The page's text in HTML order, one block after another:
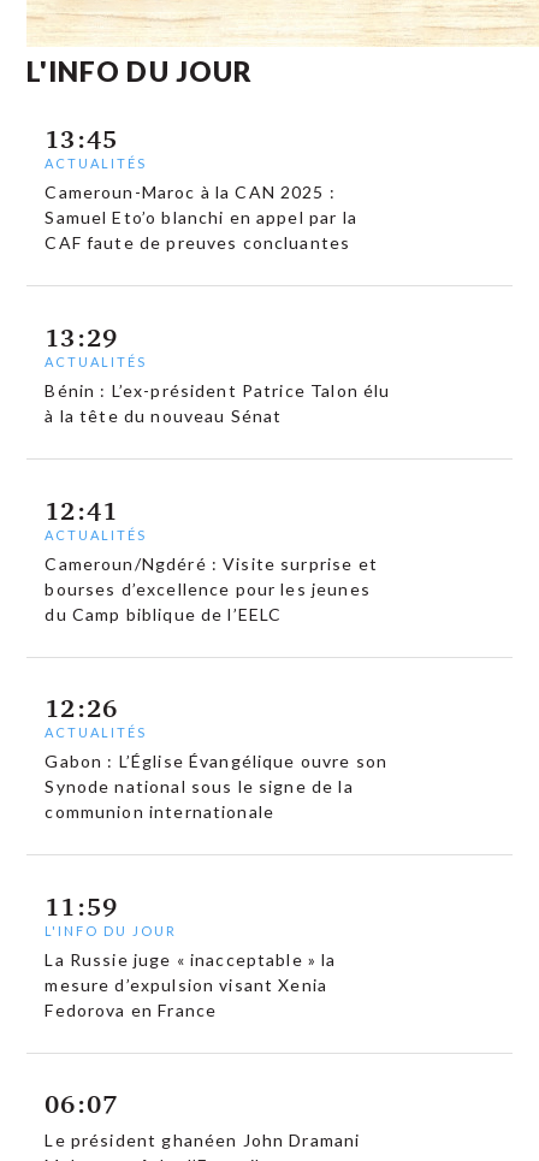
L'INFO DU JOUR
13:45
ACTUALITÉS
Cameroun-Maroc à la CAN 2025 :
Samuel Eto’o blanchi en appel par la
CAF faute de preuves concluantes
13:29
ACTUALITÉS
Bénin : L’ex-président Patrice Talon élu
à la tête du nouveau Sénat
12:41
ACTUALITÉS
Cameroun/Ngdéré : Visite surprise et
bourses d’excellence pour les jeunes
du Camp biblique de l’EELC
12:26
ACTUALITÉS
Gabon : L’Église Évangélique ouvre son
Synode national sous le signe de la
communion internationale
11:59
L'INFO DU JOUR
La Russie juge « inacceptable » la
mesure d’expulsion visant Xenia
Fedorova en France
06:07
Le président ghanéen John Dramani